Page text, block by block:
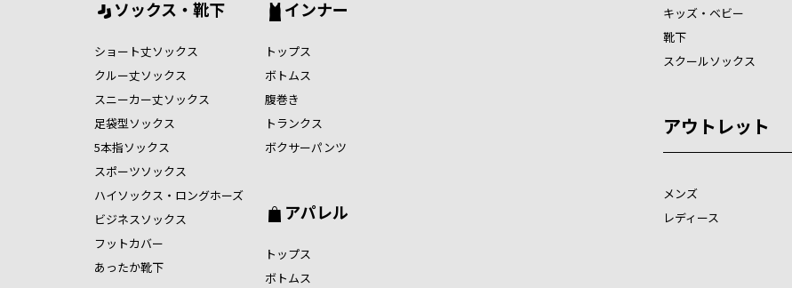
ソックス・靴下
ショート丈ソックス
クルー丈ソックス
スニーカー丈ソックス
足袋型ソックス
5本指ソックス
スポーツソックス
ハイソックス・ロングホーズ
ビジネスソックス
フットカバー
あったか靴下
インナー
トップス
ボトムス
腹巻き
トランクス
ボクサーパンツ
アパレル
トップス
ボトムス
キッズ・ベビー
靴下
スクールソックス
アウトレット
メンズ
レディース